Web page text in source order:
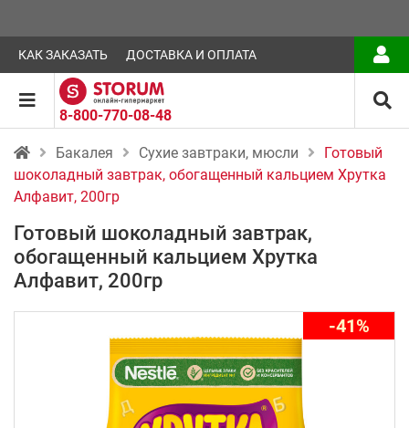
КАК ЗАКАЗАТЬ ДОСТАВКА И ОПЛАТА
8-800-770-08-48
Бакалея Сухие завтраки, мюсли
Готовый
шоколадный завтрак, обогащенный кальцием Хрутка
Алфавит, 200гр
Готовый шоколадный завтрак,
обогащенный кальцием Хрутка
Алфавит, 200гр
-41%